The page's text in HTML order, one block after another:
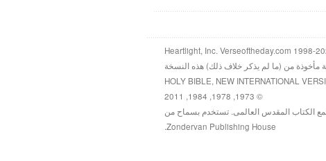
مأخوذة من (ما لم يذكر خلاف ذلك) هذه النسخة
HOLY BIBLE, NEW INTERNATIONAL
© 1973, 1978, 1984, 2011
الكتاب المقدس العالمى. تستخدم بسماح من
Zondervan Publishing House.